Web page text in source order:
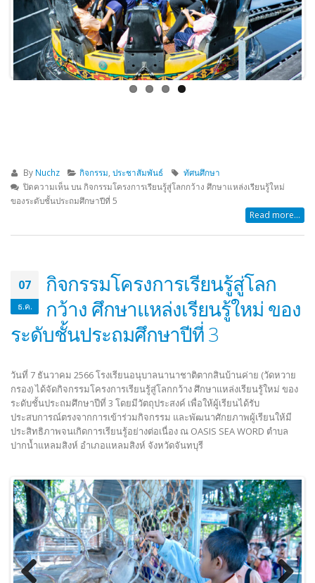
Previous Next
By Nuchz กิจกรรม ,ประชาสัมพันธ์
ทัศนศึกษา
ปิดความเห็นบน กิจกรรมโครงการเรียนรู้สู่โลกกว้าง ศึกษาแหล่งเรียนรู้ใหม่
ของระดับชั้นประถมศึกษาปีที่ 5
Read more...
07
ธ.ค.
กิจกรรมโครงการเรียนรู้สู่โลก
กว้าง ศึกษาแหล่งเรียนรู้ใหม่ ของ
ระดับชั้นประถมศึกษาปีที่ 3
วันที่ 7 ธันวาคม 2566 โรงเรียนอนุบาลนานาชาติตากสินบ้านค่าย (วัดหวาย
กรอง) ได้จัดกิจกรรมโครงการเรียนรู้สู่โลกกว้าง ศึกษาแหล่งเรียนรู้ใหม่ ของ
ระดับชั้นประถมศึกษาปีที่ 3 โดยมีวัตถุประสงค์ เพื่อให้ผู้เรียนได้รับ
ประสบการณ์ตรงจากการเข้าร่วมกิจกรรม และพัฒนาศักยภาพผู้เรียนให้มี
ประสิทธิภาพจนเกิดการเรียนรู้อย่างต่อเนื่อง ณ OASIS SEA WORD ตำบล
ปากน้ำแหลมสิงห์ อำเภอแหลมสิงห์ จังหวัดจันทบุรี